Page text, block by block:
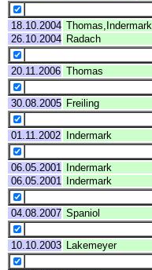
18.10.2004 Thomas,Indermark
26.10.2004 Radach
20.11.2006 Thomas
30.08.2005 Freiling
01.11.2002 Indermark
06.05.2001 Indermark
06.05.2001
Indermark
04.08.2007 Spaniol
10.10.2003 Lakemeyer